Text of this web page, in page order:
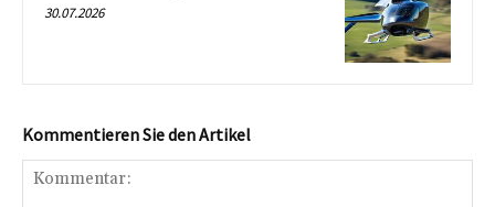
30.07.2026
Kommentieren Sie den Artikel